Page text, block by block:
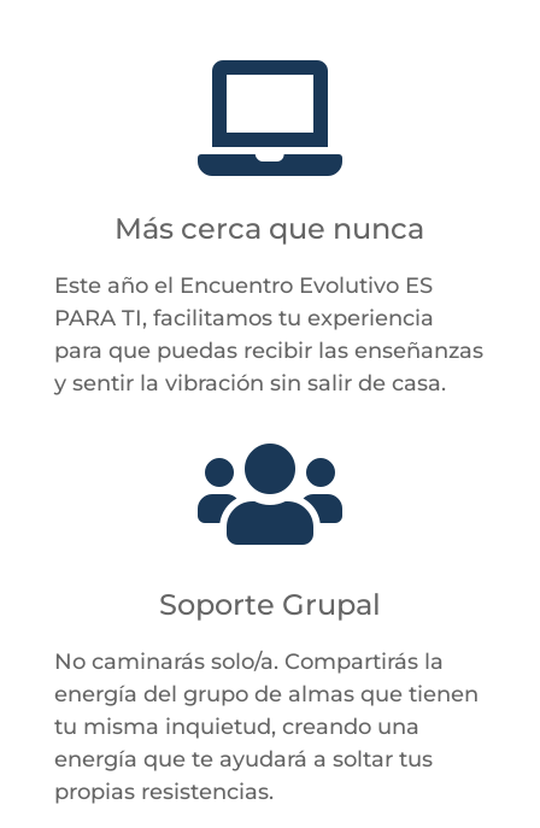

Más cerca que nunca
Este año el Encuentro Evolutivo ES
PARA TI, facilitamos tu experiencia
para que puedas recibir las enseñanzas
y sentir la vibración sin salir de casa.

Soporte Grupal
No caminarás solo/a. Compartirás la
energía del grupo de almas que tienen
tu misma inquietud, creando una
energía que te ayudará a soltar tus
propias resistencias.